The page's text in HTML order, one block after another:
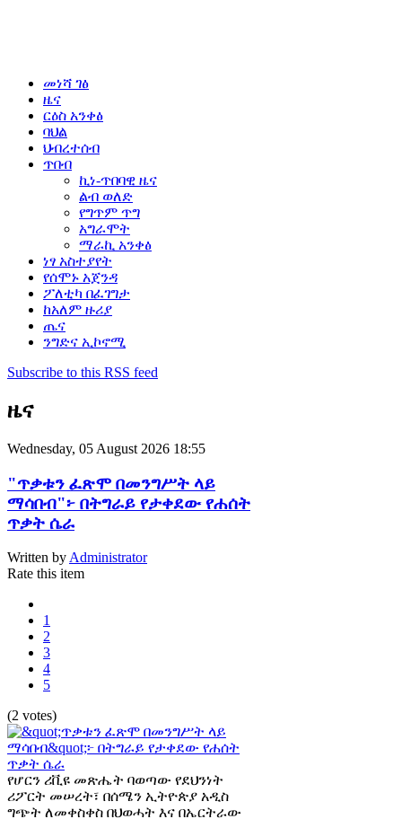
መነሻ ገፅ
ዜና
ርዕስ አንቀፅ
ባህል
ህብረተሰብ
ጥበብ
ኪነ-ጥበባዊ ዜና
ልብ ወለድ
የግጥም ጥግ
አግራሞት
ማራኪ አንቀፅ
ነፃ አስተያየት
የሰሞኑ አጀንዳ
ፖለቲካ በፈገግታ
ከአለም ዙሪያ
ጤና
ንግድና ኢኮኖሚ
Subscribe to this RSS feed
ዜና
Wednesday, 05 August 2026 18:55
"ጥቃቱን ፈጽሞ በመንግሥት ላይ
ማሳበብ"፦ በትግራይ የታቀደው የሐሰት
ጥቃት ሴራ
Written by Administrator
Rate this item
1
2
3
4
5
(2 votes)
የሆርን ሪቪዩ መጽሔት ባወጣው የደህንነት
ሪፖርት መሠረት፣ በሰሜን ኢትዮጵያ አዲስ
ግጭት ለመቀስቀስ በህወሓት እና በኤርትራው